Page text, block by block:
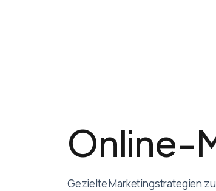
Online-
Gezielte Marketingstrategien